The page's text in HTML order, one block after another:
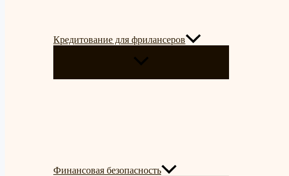
Кредитование для фрилансеров
ПЕРЕКЛЮЧАТЕЛЬ
МЕНЮ
Финансовая безопасность